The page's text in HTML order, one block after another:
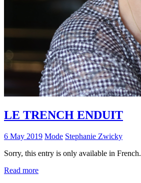
LE TRENCH ENDUIT
6 May 2019 Mode Stephanie Zwicky
Sorry, this entry is only available in French.
Read more